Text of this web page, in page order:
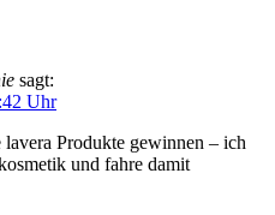
sagt:
Uhr
Produkte gewinnen – ich
und fahre damit